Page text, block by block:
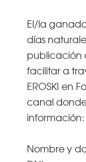
El/la
días
publicación
facilitar a
EROSKI en
canal
información:
Nombre y